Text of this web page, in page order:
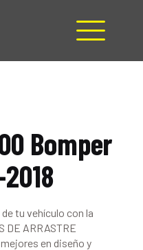
Bomper
tu vehículo con la
DE ARRASTRE
en diseño y